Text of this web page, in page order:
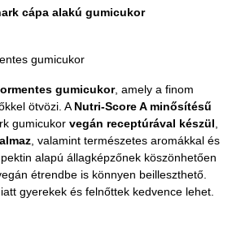
cápa alakú gumicukor
gumicukor
gumicukor, amely a finom
ötvözi. ANutri-Score A minősítésű
gumicukor vegán receptúrával készül,
, valamint természetes aromákkal és
alapú állagképzőnek köszönhetően
étrendbe is könnyen beilleszthető.
gyerekek és felnőttek kedvence lehet.